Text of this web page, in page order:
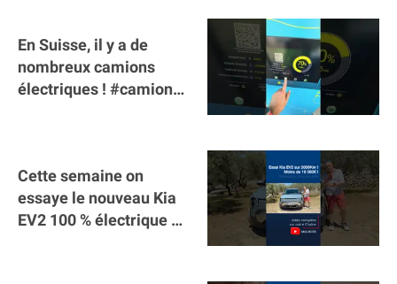
En Suisse, il y a de
nombreux camions
électriques ! #camion
Cette semaine on
essaye le nouveau Kia
EV2 100 % électrique ⚡️!